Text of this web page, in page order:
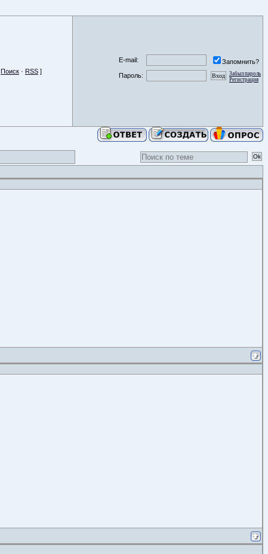
Поиск · RSS ]
E-mail:
Запомнить?
Пароль:
Забыл пароль
Регистрация